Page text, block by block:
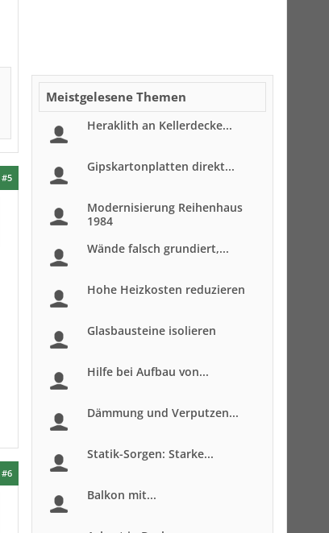
#5
#6
Meistgelesene Themen
Heraklith an Kellerdecke...
Gipskartonplatten direkt...
Modernisierung Reihenhaus
1984
Wände falsch grundiert,...
Hohe Heizkosten reduzieren
Glasbausteine isolieren
Hilfe bei Aufbau von...
Dämmung und Verputzen...
Statik-Sorgen: Starke...
Balkon mit...